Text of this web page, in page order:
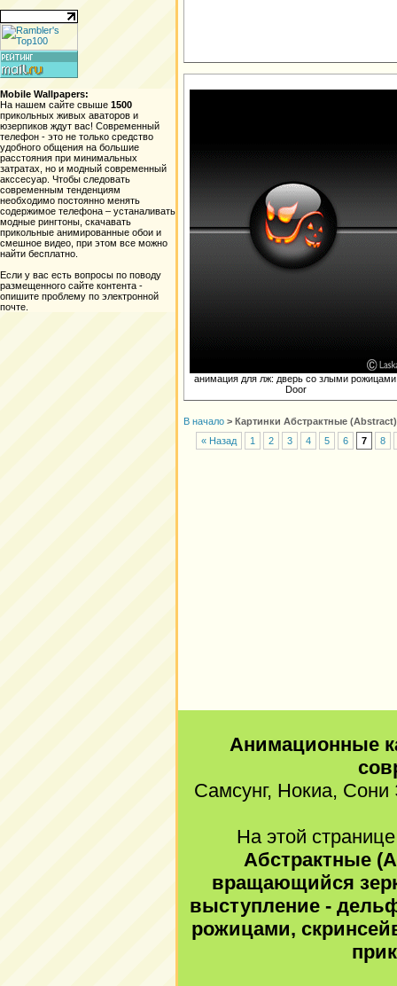
Mobile Wallpapers:
На нашем сайте свыше 1500
прикольных живых аваторов и
юзерпиков ждут вас! Современный
телефон - это не только средство
удобного общения на большие
расстояния при минимальных
затратах, но и модный современный
акссесуар. Чтобы следовать
современным тенденциям
необходимо постоянно менять
содержимое телефона – устаналивать
модные рингтоны, скачавать
прикольные анимированные обои и
смешное видео, при этом все можно
найти бесплатно.
Если у вас есть вопросы по поводу
размещенного сайте контента -
опишите проблему по электронной
почте.
анимация для лж: дверь со злыми
Door
В начало > Картинки Абстрактные (Abstract)
« Назад
1 2 3 4 5 6 7 8
Анимационные
Самсунг, Нокиа,
На этой
Абстрактные
вращающийся
выступление -
рожицами,